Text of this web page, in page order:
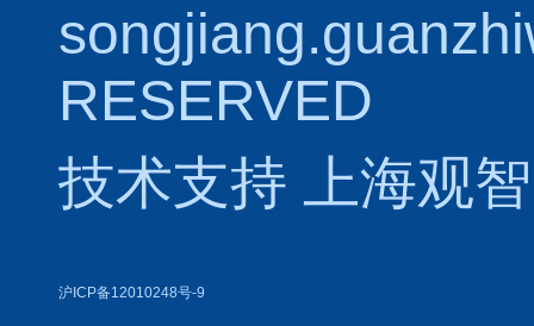
RESERVED
技术支持
上海观
沪ICP备12010248号-9